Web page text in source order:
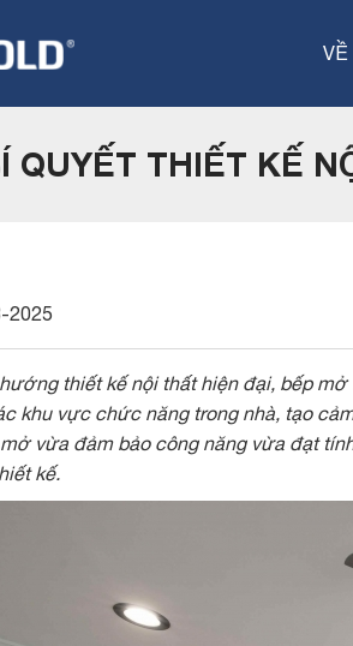
VỀ
QUYẾT THIẾT KẾ
2025
hướng thiết kế nội thất hiện đại, bếp
khu vực chức năng trong nhà, tạo
vừa đảm bảo công năng vừa đạt
kế.